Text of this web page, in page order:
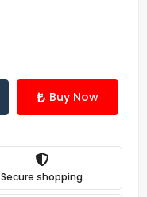
Buy Now
Secure shopping